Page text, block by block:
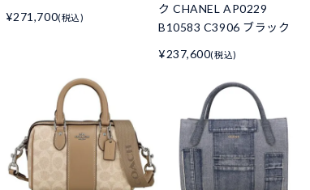
¥271,700(税込)
ク CHANEL AP0229
B10583 C3906 ブラック
¥237,600(税込)